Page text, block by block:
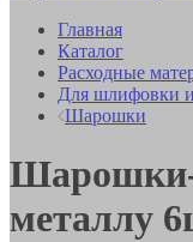
Главная
Каталог
Расходные
Для шлифовки
Шарошки
Шарошки-
металлу